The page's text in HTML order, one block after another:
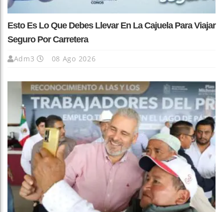
Esto Es Lo Que Debes Llevar En La Cajuela Para Viajar
Seguro Por Carretera
Adm3 08 Ago 2026